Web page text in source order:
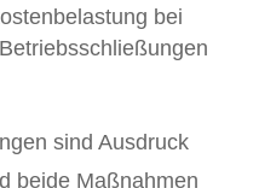
bei
sind Ausdruck
beide Maßnahmen